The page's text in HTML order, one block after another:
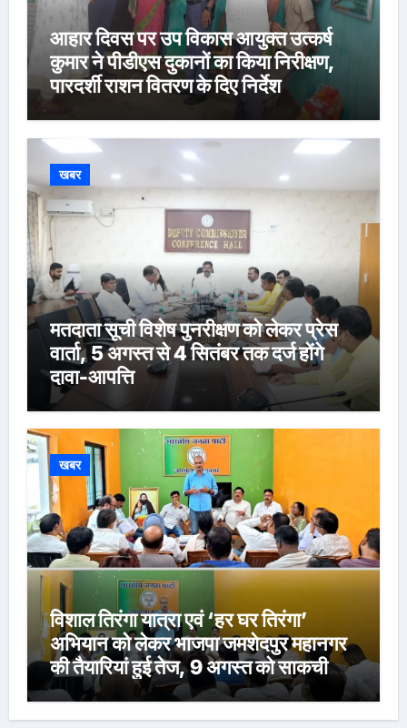
आहार दिवस पर उप विकास आयुक्त उत्कर्ष
कुमार ने पीडीएस दुकानों का किया निरीक्षण,
पारदर्शी राशन वितरण के दिए निर्देश
खबर
मतदाता सूची विशेष पुनरीक्षण को लेकर प्रेस
वार्ता, 5 अगस्त से 4 सितंबर तक दर्ज होंगे
दावा-आपत्ति
खबर
विशाल तिरंगा यात्रा एवं ‘हर घर तिरंगा’
अभियान को लेकर भाजपा जमशेदपुर महानगर
की तैयारियां हुई तेज, 9 अगस्त को साकची
नेताजी सुभाष मैदान से निकलेगी विशाल तिरंगा
यात्रा